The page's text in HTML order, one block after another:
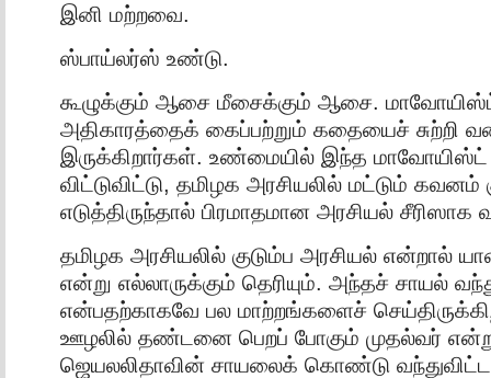
இனி மற்றவை.
ஸ்பாய்லர்ஸ் உண்டு.
கூழுக்கும் ஆசை மீசைக்கும் ஆசை.
அதிகாரத்தைக் கைப்பற்றும் கதையைச் சுற்றி
இருக்கிறார்கள். உண்மையில் இந்த மாவோயிஸ்ட்
விட்டுவிட்டு, தமிழக அரசியலில் மட்டும் கவனம்
எடுத்திருந்தால் பிரமாதமான அரசியல் சீரிஸாக
தமிழக அரசியலில் குடும்ப அரசியல் என்றால்
என்று எல்லாருக்கும் தெரியும். அந்தச் சாயல்
என்பதற்காகவே பல மாற்றங்களைச்
ஊழலில் தண்டனை பெறப் போகும் முதல்வர்
ஜெயலலிதாவின் சாயலைக் கொண்டு